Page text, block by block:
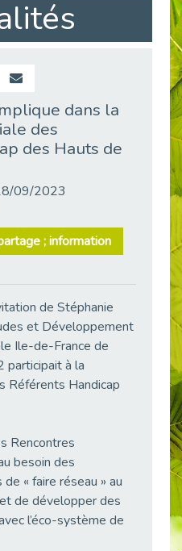
Retour sur l’atelier « Optimiser sa recherche d’emploi »
Handicap et emploi : une matinée pour briser les tabous
L’alternance : un levier stratégique pour recruter et inclure durablement
Fibromyalgie : Quand la douleur invisible s’invite au bureau
CAP EMPLOI 92 : L’inclusion portée à son sommet, bien au-delà des quotas
Le taux d’emploi direct dans la fonction publique dépasse 6 % en 2025
L'alternance : un tremplin vers l'emploi aussi pour les personnes en situation de handicap
dans la
des
des Hauts de
09/2023
; information
de Stéphanie
et Développement
Ile-de-France de
participait à la
Référents Handicap
Rencontres
besoin des
« faire réseau » au
de développer des
l’éco-système de